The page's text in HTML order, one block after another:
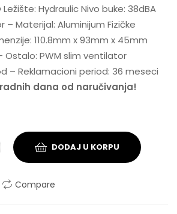
Hydraulic Nivo buke: 38dBA
– Materijal: Aluminijum Fizičke
110.8mm x 93mm x 45mm
Ostalo: PWM slim ventilator
– Reklamacioni period: 36 meseci
dana od naručivanja!
DODAJ U KORPU
Compare